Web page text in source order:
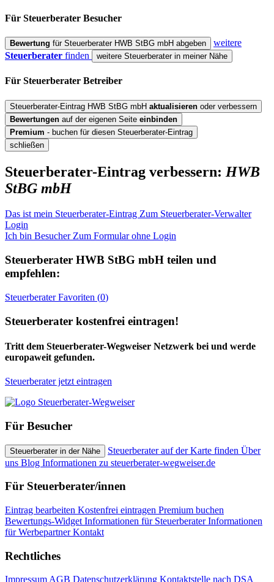
Für Steuerberater Besucher
Bewertung für Steuerberater HWB StBG mbH abgeben
weitere
Steuerberater finden weitere Steuerberater in meiner Nähe
Für Steuerberater Betreiber
Steuerberater-Eintrag HWB StBG mbH aktualisieren oder verbessern
Bewertungen auf der eigenen Seite einbinden
Premium - buchen für diesen Steuerberater-Eintrag
schließen
Steuerberater-Eintrag verbessern: HWB
StBG mbH
Das ist mein Steuerberater-Eintrag Zum Steuerberater-Verwalter
Login
Ich bin BesucherZum Formular ohne Login
Steuerberater HWB StBG mbH teilen und
empfehlen:
SteuerberaterFavoriten (0)
Steuerberater kostenfrei eintragen!
Tritt dem Steuerberater-Wegweiser Netzwerk bei und werde
europaweit gefunden.
Steuerberater jetzt eintragen
Für Besucher
Steuerberater in der Nähe Steuerberater auf der Karte finden Über
uns Blog Informationen zu steuerberater-wegweiser.de
Für Steuerberater/innen
Eintrag bearbeiten Kostenfrei eintragen Premium buchen
Bewertungs-Widget Informationen für SteuerberaterInformationen
für WerbepartnerKontakt
Rechtliches
Impressum AGB Datenschutzerklärung Kontaktstelle nach DSA